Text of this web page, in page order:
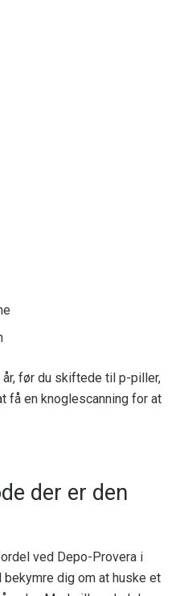
før du skiftede til p-piller,
få en knoglescanning for at
der er den
ved Depo-Provera i
dig om at huske et